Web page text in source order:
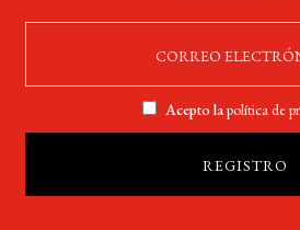
Acepto lapolítica de